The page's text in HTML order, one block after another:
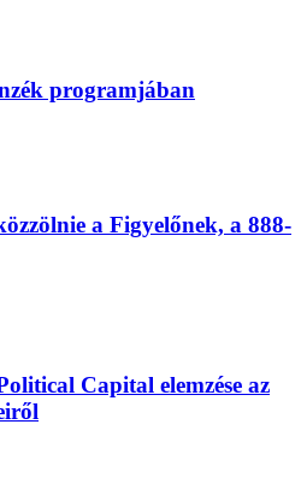
programjában
a Figyelőnek, a 888-
Capital elemzése az